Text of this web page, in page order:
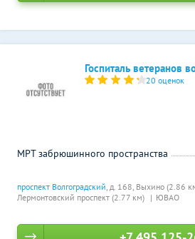
Госпиталь ветеранов
20 оценок
проспект Волгоградский, д. 168, Выхино (2.86
Лермонтовский проспект (2.77 км)
ЮВАО
МРТ забрюшинного пространства